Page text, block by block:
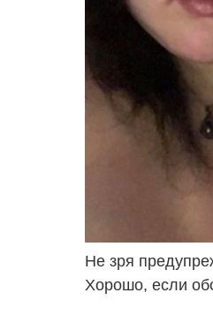
Не зря
Хорошо, если